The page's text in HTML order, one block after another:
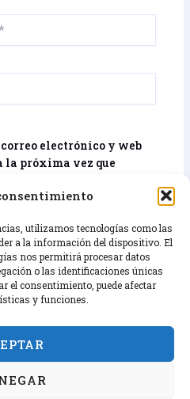
utilizamos tecnologías como las
a la información del dispositivo. El
nos permitirá procesar datos
o las identificaciones únicas
el consentimiento, puede afectar
y funciones.
electrónico y web
la próxima vez que
condiciones